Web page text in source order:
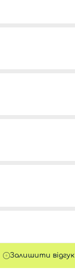
Залишити відгук